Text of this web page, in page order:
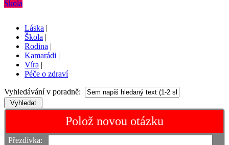
Škola
Láska |
Škola |
Rodina |
Kamarádi |
Víra |
Péče o zdraví
Vyhledávání v poradně:
Polož novou otázku
Přezdívka: